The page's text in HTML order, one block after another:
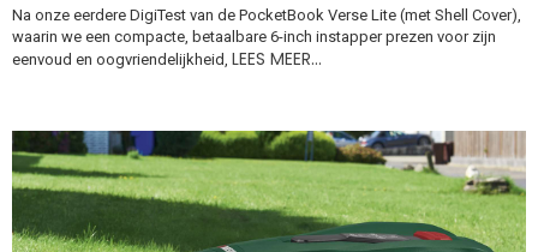
Na onze eerdere DigiTest van de PocketBook Verse Lite (met Shell Cover),
waarin we een compacte, betaalbare 6-inch instapper prezen voor zijn
eenvoud en oogvriendelijkheid, LEES MEER…